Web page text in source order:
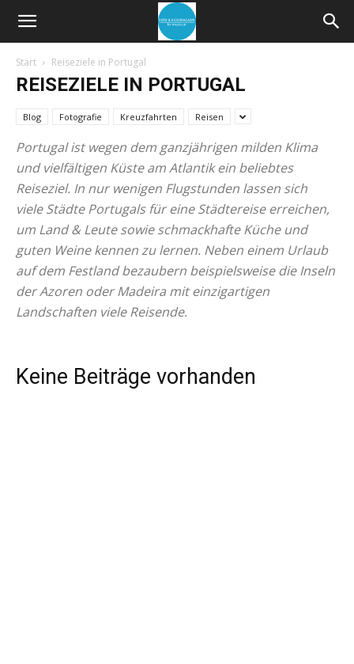
Start Reiseziele in Portugal
REISEZIELE IN PORTUGAL
Blog Fotografie Kreuzfahrten Reisen
Portugal ist wegen dem ganzjährigen milden Klima
und vielfältigen Küste am Atlantik ein beliebtes
Reiseziel. In nur wenigen Flugstunden lassen sich
viele Städte Portugals für eine Städtereise erreichen,
um Land & Leute sowie schmackhafte Küche und
guten Weine kennen zu lernen. Neben einem Urlaub
auf dem Festland bezaubern beispielsweise die Inseln
der Azoren oder Madeira mit einzigartigen
Landschaften viele Reisende.
Keine Beiträge vorhanden